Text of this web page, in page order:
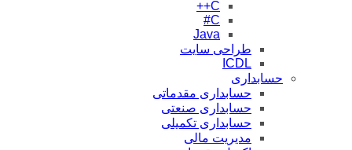
C++
C#
Java
طراحی سایت
ICDL
حسابداری
حسابداری مقدماتی
حسابداری صنعتی
حسابداری تکمیلی
مدیریت مالی